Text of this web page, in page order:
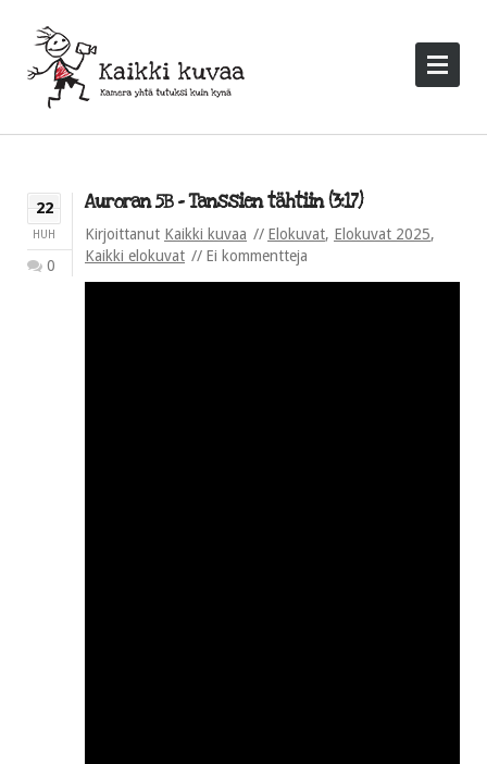
22
HUH
0
Auroran 5B – Tanssien tähtiin (3:17)
Kirjoittanut Kaikki kuvaa Elokuvat, Elokuvat 2025,
Kaikki elokuvat
Ei kommentteja